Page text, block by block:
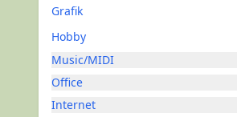
Grafik
Hobby
Music/MIDI
Office
Internet